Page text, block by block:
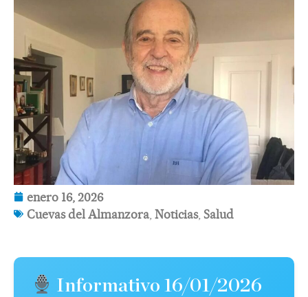
enero 16, 2026
Cuevas del Almanzora Noticias, Salud
Informativo 16/01/2026